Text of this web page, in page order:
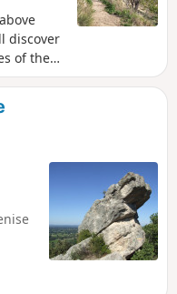
discover
of the